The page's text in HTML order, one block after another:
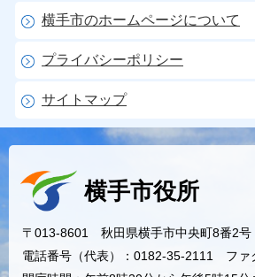
横手市のホームページについて
プライバシーポリシー
サイトマップ
横手市役所
〒013-8601 秋田県横手市中央町8番2号
電話番号（代表）：0182-35-2111 ファ